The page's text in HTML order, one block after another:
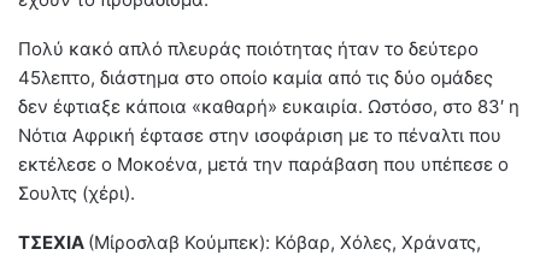
Πολύ κακό απλό πλευράς ποιότητας ήταν το δεύτερο
45λεπτο, διάστημα στο οποίο καμία από τις δύο ομάδες
δεν έφτιαξε κάποια «καθαρή» ευκαιρία. Ωστόσο, στο 83′ η
Νότια Αφρική έφτασε στην ισοφάριση με το πέναλτι που
εκτέλεσε ο Μοκοένα, μετά την παράβαση που υπέπεσε ο
Σουλτς (χέρι).
ΤΣΕΧΙΑ (Μίροσλαβ Κούμπεκ): Κόβαρ, Χόλες, Χράνατς,